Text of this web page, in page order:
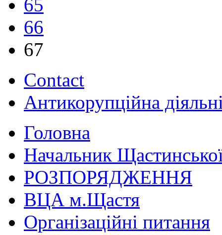
65
66
67
Contact
Антикорупційна
Головна
Начальник
РОЗПОРЯДЖЕННЯ
ВЦА м.Щастя
Організаційні питання